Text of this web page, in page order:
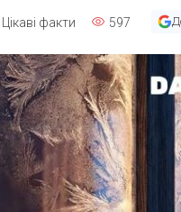
Цікаві факти 597